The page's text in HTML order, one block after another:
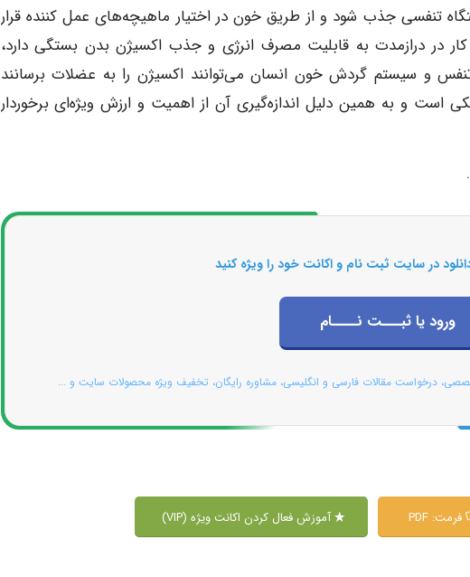
تنفسی جذب شود و از طریق خون در اختیار ماهیچه‌های عمل کننده قرار
کار در درازمدت به قابلیت مصرف انرژی و جذب اکسیژن بدن بستگی دارد،
تنفس و سیستم گردش خون انسان می‌توانند اکسیژن را به عضلات برسانند
و به همین دلیل اندازه‌گیری آن از اهمیت و ارزش ویژه‌ای برخوردار
در سایت ثبت نام و اکانت خود را ویژه کنید
ورود یا ثبـــت نــــام
درخواست مقالات فارسی و انگلیسی، مشاوره رایگان، تخفیف ویژه محصولات سایت و ...
فرمت: PDF آموزش فعال کردن اکانت ویژه (VIP)